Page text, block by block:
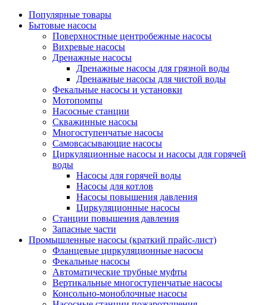
Популярные товары
Бытовые насосы
Поверхностные центробежные насосы
Вихревые насосы
Дренажные насосы
Дренажные насосы для грязной воды
Дренажные насосы для чистой воды
Фекальные насосы и установки
Мотопомпы
Насосные станции
Скважинные насосы
Многоступенчатые насосы
Самовсасывающие насосы
Циркуляционные насосы и насосы для горячей
воды
Насосы для горячей воды
Насосы для котлов
Насосы повышения давления
Циркуляционные насосы
Станции повышения давления
Запасные части
Промышленные насосы (краткий прайс-лист)
Фланцевые циркуляционные насосы
Фекальные насосы
Автоматические трубные муфты
Вертикальные многоступенчатые насосы
Консольно-моноблочные насосы